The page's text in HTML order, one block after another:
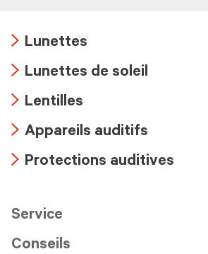
icon
Lunettes
icon
Lunettes de soleil
icon
Lentilles
icon
Appareils auditifs
Protections auditives
Service
Conseils